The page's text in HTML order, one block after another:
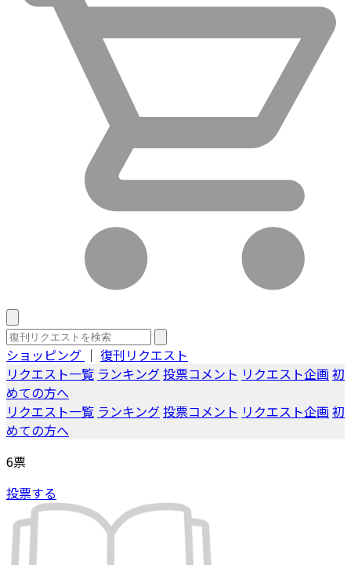
ショッピング ｜ 復刊リクエスト
リクエスト一覧 ランキング投票コメント リクエスト企画 初
めての方へ
リクエスト一覧 ランキング投票コメント リクエスト企画 初
めての方へ
6票
投票する